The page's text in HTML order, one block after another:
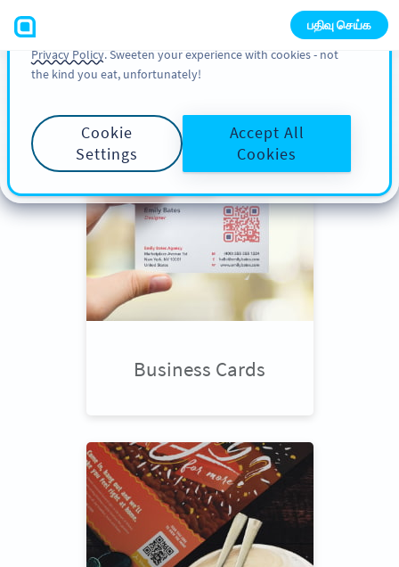
பதிவு செய்க
Scroll down
to see QR Code use
cases
Business Cards
You can also find more information about cookies, our
analytic activities and your rights in our
Cookie Policyand
Privacy Policy. Sweeten your experience with cookies - not
the kind you eat, unfortunately!
Cookie
Settings
Accept All
Cookies